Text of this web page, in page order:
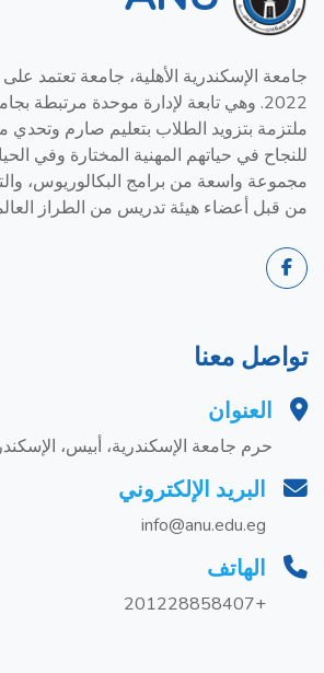
جامعة الإسكندرية الأهلية، جامعة تعتمد
2022. وهي تابعة لإدارة موحدة مرتبطة
ملتزمة بتزويد الطلاب بتعليم صارم
للنجاح في حياتهم المهنية المختارة وفي
مجموعة واسعة من برامج البكالوريوس،
من قبل أعضاء هيئة تدريس من الطراز
تواصل معنا
العنوان
حرم جامعة الإسكندرية، أبيس،
البريد الإلكتروني
info@anu.edu.eg
الهاتف
+201228858407